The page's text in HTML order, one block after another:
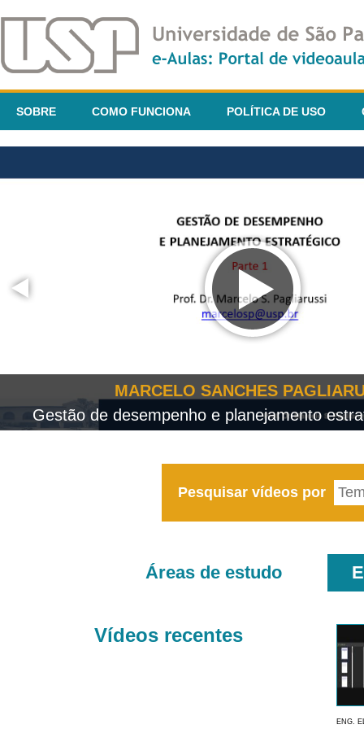
SOBRE COMO FUNCIONA POLÍTICA DE USO
MARCELO SANCHES
Gestão de desempenho e planejamento
Pesquisar vídeos por
Áreas de estudo
Vídeos recentes
ENG.